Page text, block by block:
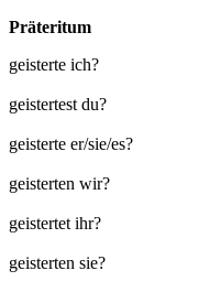
Präteritum
geisterte ich?
geistertest du?
geisterte er/sie/es?
geisterten wir?
geistertet ihr?
geisterten sie?